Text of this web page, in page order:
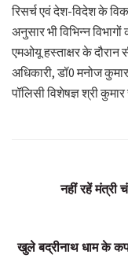
रिसर्च एवं देश-विदेश के
अनुसार भी विभिन्न
एमओयू हस्ताक्षर के दौरान
अधिकारी, डॉ0 मनोज
पॉलिसी विशेषज्ञ श्री
नहीं रहें मंत्री
खुले बद्रीनाथ धाम के